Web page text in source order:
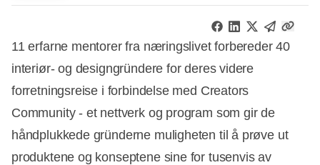
11 erfarne mentorer fra næringslivet forbereder 40
interiør- og designgründere for deres videre
forretningsreise i forbindelse med Creators
Community - et nettverk og program som gir de
håndplukkede gründerne muligheten til å prøve ut
produktene og konseptene sine for tusenvis av